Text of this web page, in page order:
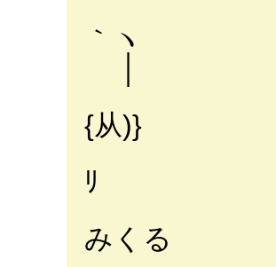
｀
{从)} ＼
ﾘ ﾐ
み